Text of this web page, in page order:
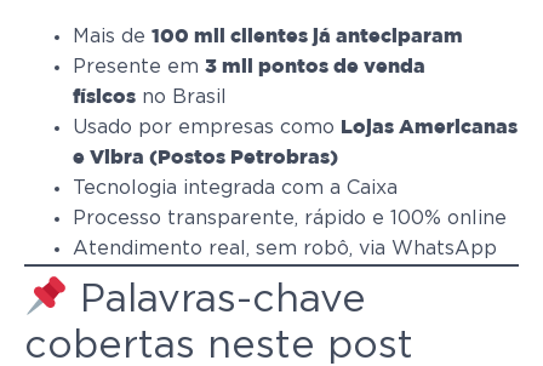
Mais de 100 mil clientes já anteciparam
Presente em 3 mil pontos de venda
físicos no Brasil
Usado por empresas como
Lojas Americanas
e Vibra (Postos Petrobras)
Tecnologia integrada com a Caixa
Processo transparente, rápido e 100% online
Atendimento real, sem robô, via WhatsApp
Palavras-chave
cobertas neste post